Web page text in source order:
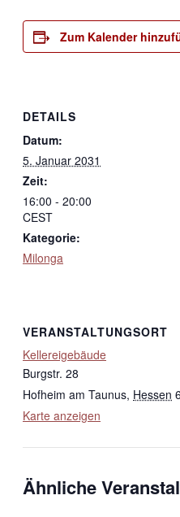
Zum Kalender
DETAILS
Datum:
5. Januar 2031
Zeit:
16:00 - 20:00
CEST
Kategorie:
Milonga
VERANSTALTUNGSORT
Kellereigebäude
Burgstr. 28
Hofheim am Taunus, Hessen
Karte anzeigen
Ähnliche